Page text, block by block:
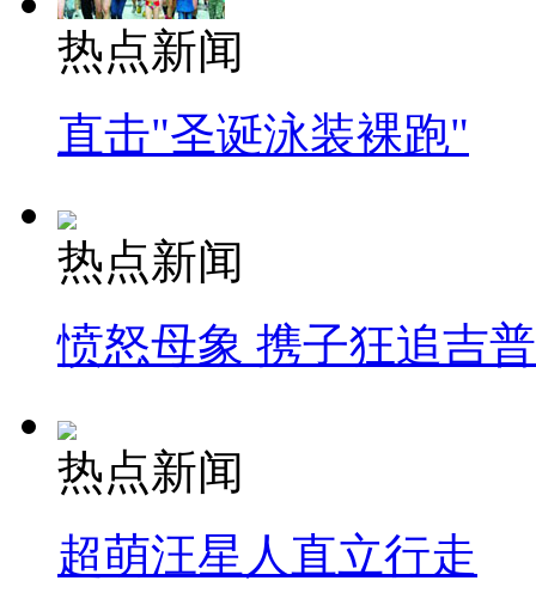
热点新闻
直击"圣诞泳装裸跑"
热点新闻
愤怒母象 携子狂追吉
热点新闻
超萌汪星人直立行走